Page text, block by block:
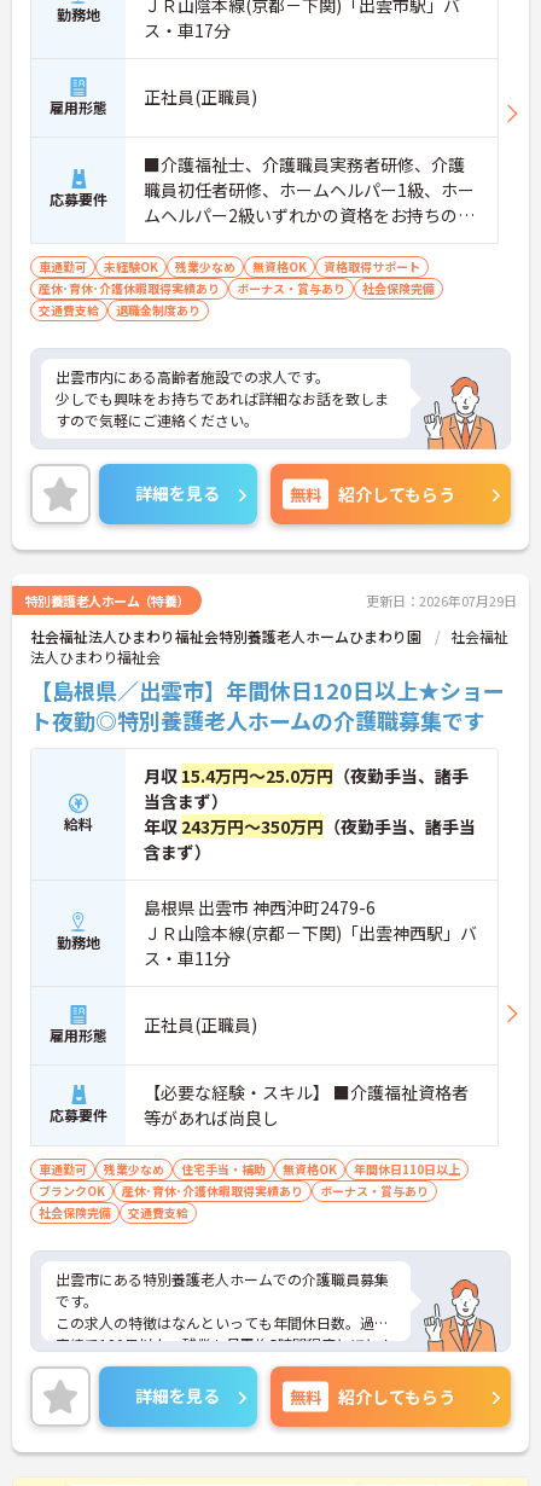
勤務地
ＪＲ山陰本線(京都－下関)「出雲市駅」バ
ス・車17分
雇用形態 正社員(正職員)
応募要件
■介護福祉士、介護職員実務者研修、介護
職員初任者研修、ホームヘルパー1級、ホー
ムヘルパー2級いずれかの資格をお持ちの方
■普通自動車運転免許（AT限定可）必須
車通勤可 未経験OK 残業少なめ 無資格OK
資格取得サポート
産休･育休･介護休暇取得実績あり
ボーナス・賞与あり
社会保険完備
交通費支給
退職金制度あり
出雲市内にある高齢者施設での求人です。
少しでも興味をお持ちであれば詳細なお話を致しま
すので気軽にご連絡ください。
詳細を見る 無料 紹介してもらう
特別養護老人ホーム（特養） 更新日：2026年07月29日
社会福祉法人ひまわり福祉会特別養護老人ホームひまわり園
社会福祉
法人ひまわり福祉会
【島根県／出雲市】年間休日120日以上★ショー
ト夜勤◎特別養護老人ホームの介護職募集です
給料
月収 15.4万円～25.0万円 （夜勤手当、諸手
当含まず）
年収 243万円～350万円 （夜勤手当、諸手当
含まず）
勤務地
島根県 出雲市 神西沖町2479-6
ＪＲ山陰本線(京都－下関)「出雲神西駅」バ
ス・車11分
雇用形態 正社員(正職員)
応募要件
【必要な経験・スキル】 ■介護福祉資格者
等があれば尚良し
車通勤可 残業少なめ 住宅手当・補助 無資格OK
年間休日110日以上
ブランクOK
産休･育休･介護休暇取得実績あり
ボーナス・賞与あり
社会保険完備
交通費支給
出雲市にある特別養護老人ホームでの介護職員募集
です。
この求人の特徴はなんといっても年間休日数。過去
実績で120日以上、残業も月平均5時間程度とほとん
どありません。余裕のあるシフト、人員配置で、ケ
ア業務に専念できますよ。
ご興味ある方には、面接対策ポイントなど、さらに
詳細をお話しいたしますのでお気軽にご相談くださ
い。
詳細を見る 無料 紹介してもらう